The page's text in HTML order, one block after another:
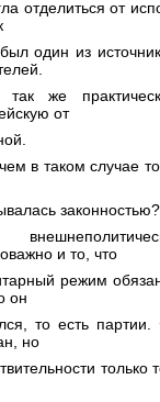
отделиться от
один из
так же
от
в таком случае
законностью?
и то, что
режим
он
то есть
но